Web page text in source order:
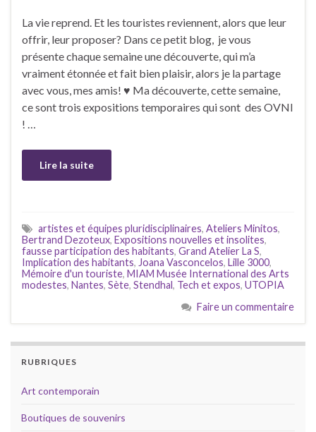
La vie reprend. Et les touristes reviennent, alors que leur
offrir, leur proposer? Dans ce petit blog, je vous
présente chaque semaine une découverte, qui m’a
vraiment étonnée et fait bien plaisir, alors je la partage
avec vous, mes amis! ♥ Ma découverte, cette semaine,
ce sont trois expositions temporaires qui sont des OVNI
! …
Lire la suite
artistes et équipes pluridisciplinaires, Ateliers Minitos,
Bertrand Dezoteux, Expositions nouvelles et insolites,
fausse participation des habitants, Grand Atelier La S,
Implication des habitants, Joana Vasconcelos, Lille 3000,
Mémoire d'un touriste, MIAM Musée International des Arts
modestes, Nantes, Sète, Stendhal, Tech et expos, UTOPIA
Faire un commentaire
RUBRIQUES
Art contemporain
Boutiques de souvenirs